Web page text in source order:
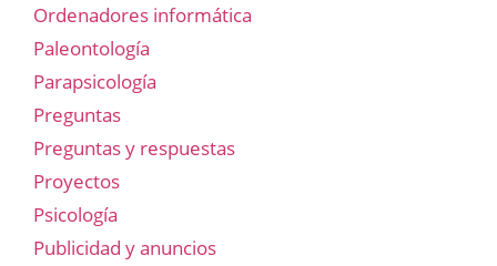
Ordenadores informática
Paleontología
Parapsicología
Preguntas
Preguntas y respuestas
Proyectos
Psicología
Publicidad y anuncios